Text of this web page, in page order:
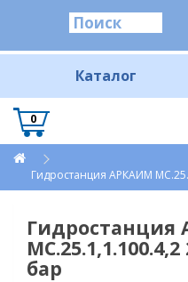
Каталог
0
Гидростанция АРКАИМ
бар